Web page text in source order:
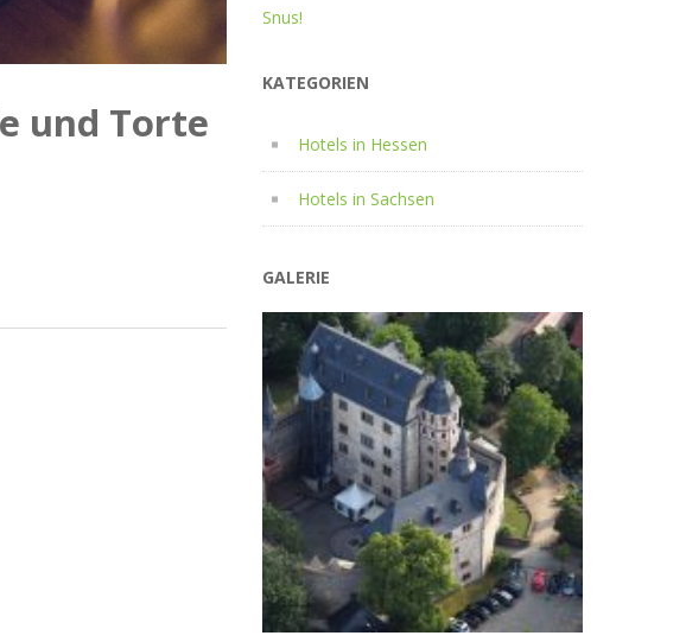
und Torte
Snus!
KATEGORIEN
Hotels in Hessen
Hotels in Sachsen
GALERIE